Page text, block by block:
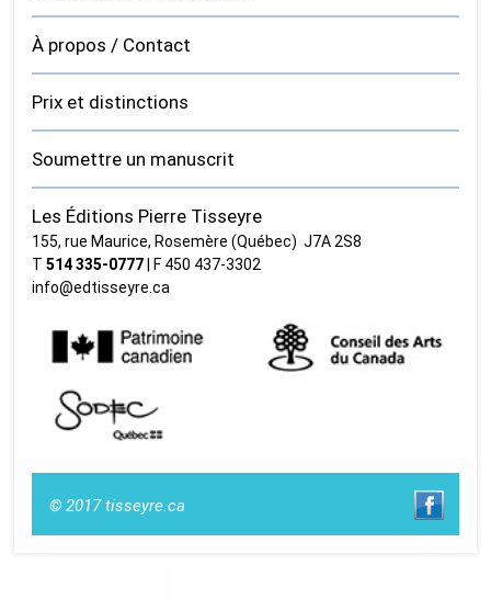
À propos / Contact
Prix et distinctions
Soumettre un manuscrit
Les Éditions Pierre Tisseyre
155, rue Maurice, Rosemère (Québec) J7A 2S8
T514 335‑0777 | F 450 437‑3302
info@edtisseyre.ca
© 2017 tisseyre.ca